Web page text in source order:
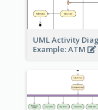
UML Activity
Example: ATM